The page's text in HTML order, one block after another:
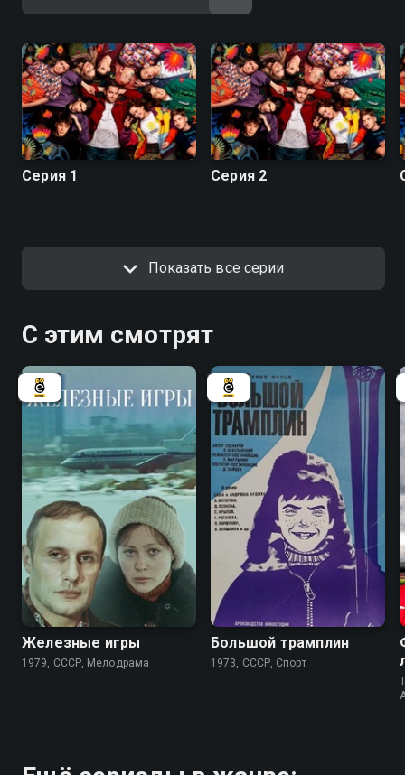
Серия 1 Серия 2
Показать все серии
С этим смотрят
6.8
Железные игры
1979, СССР, Мелодрама
7.0
Большой трамплин
1973, СССР, Спорт